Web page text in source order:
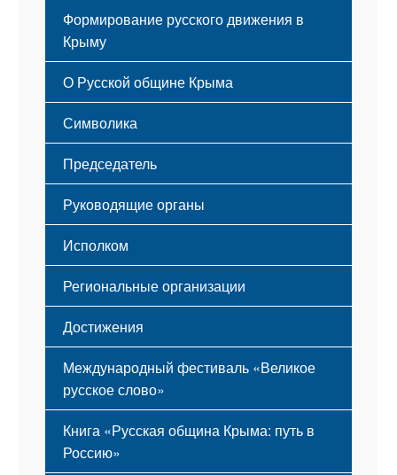
Формирование русского движения в
Крыму
Русский Крым
О Русской общине Крыма
Этапы становления
Принципы деятельности
Структура
Мероприятия
Символика
Флаг
Герб
Гимн
Председатель
Руководящие органы
Исполком
Региональные организации
Достижения
Международный фестиваль «Великое
русское слово»
Книга «Русская община Крыма: путь в
Россию»